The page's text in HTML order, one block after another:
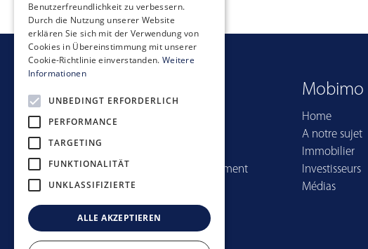
Centre de Téléchargement
Mobimo
Home
A notre sujet
Immobilier
Investisseurs
Médias
Benutzerfreundlichkeit zu verbessern.
Durch die Nutzung unserer Website
erklären Sie sich mit der Verwendung von
Cookies in Übereinstimmung mit unserer
Cookie-Richtlinie einverstanden. Weitere
Informationen
UNBEDINGT ERFORDERLICH
PERFORMANCE
TARGETING
FUNKTIONALITÄT
UNKLASSIFIZIERTE
ALLE AKZEPTIEREN